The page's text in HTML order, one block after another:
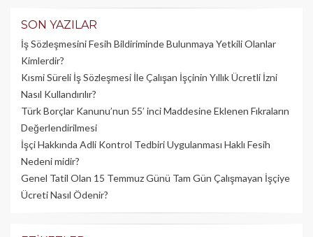
SON YAZILAR
İş Sözleşmesini Fesih Bildiriminde Bulunmaya Yetkili Olanlar
Kimlerdir?
Kısmi Süreli İş Sözleşmesi İle Çalışan İşçinin Yıllık Üc­retli İzni
Nasıl Kullandırılır?
Türk Borçlar Kanunu’nun 55’ inci Maddesine Eklenen Fıkraların
Değerlendirilmesi
İşçi Hakkında Adli Kontrol Tedbiri Uygulanması Haklı Fesih
Nedeni midir?
Genel Tatil Olan 15 Temmuz Günü Tam Gün Çalışmayan İşçiye
Ücreti Nasıl Ödenir?